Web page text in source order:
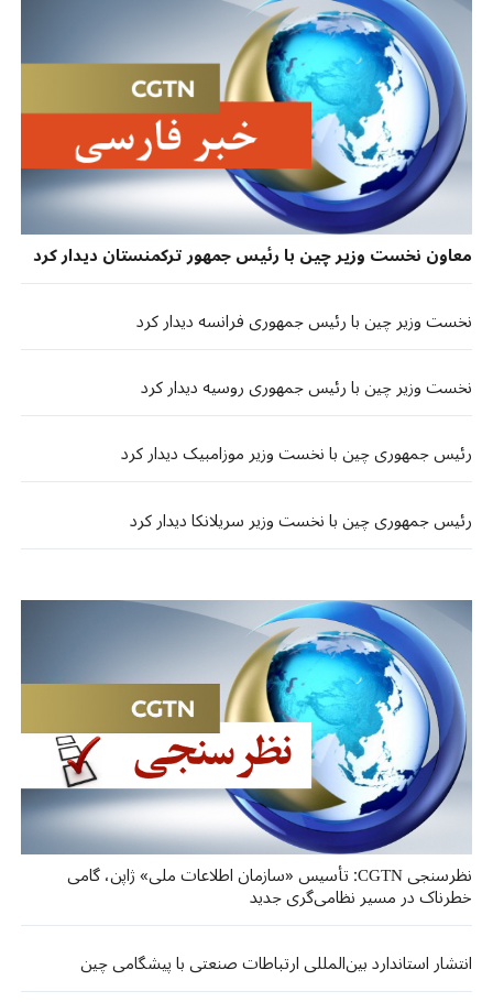
معاون نخست وزیر چین با رئیس جمهور ترکمنستان دیدار کرد
نخست وزیر چین با رئیس جمهوری فرانسه دیدار کرد
نخست وزیر چین با رئیس جمهوری روسیه دیدار کرد
رئیس جمهوری چین با نخست وزیر موزامبیک دیدار کرد
رئیس جمهوری چین با نخست وزیر سریلانکا دیدار کرد
نظرسنجی CGTN: تأسیس «سازمان اطلاعات ملی» ژاپن، گامی
خطرناک در مسیر نظامی‌گری جدید
انتشار استاندارد بین‌المللی ارتباطات صنعتی با پیشگامی چین